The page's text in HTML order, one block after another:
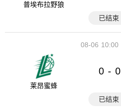
普埃布拉野狼
已结束
10:00
08-06
莱昂蜜蜂
0 - 0
已结束